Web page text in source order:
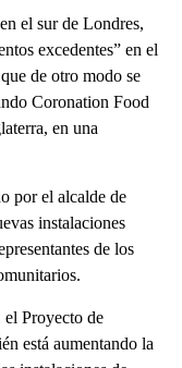
el sur de Londres,
excedentes” en el
de otro modo se
Coronation Food
en una
por el alcalde de
instalaciones
de los
el Proyecto de
está aumentando la